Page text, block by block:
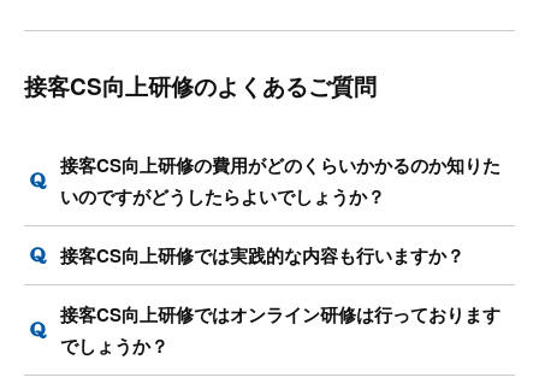
接客CS向上研修のよくあるご質問
接客CS向上研修の費用がどのくらいかかるのか知りた
いのですがどうしたらよいでしょうか？
接客CS向上研修では実践的な内容も行いますか？
接客CS向上研修ではオンライン研修は行っております
でしょうか？